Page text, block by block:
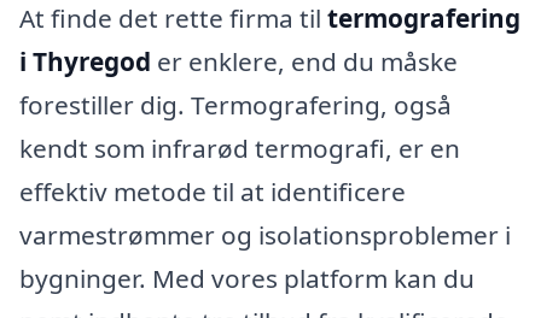
At finde det rette firma til termografering
i Thyregod er enklere, end du måske
forestiller dig. Termografering, også
kendt som infrarød termografi, er en
effektiv metode til at identificere
varmestrømmer og isolationsproblemer i
bygninger. Med vores platform kan du